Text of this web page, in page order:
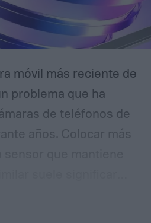
móvil más reciente de
problema que ha
de teléfonos de
años. Colocar más
que limita la cantidad
El ISOCELL